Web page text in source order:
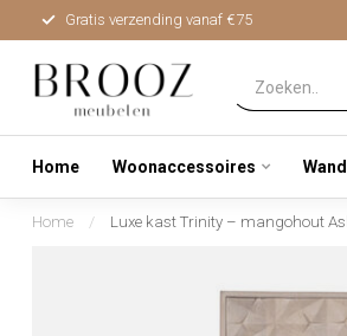
Gratis verzending vanaf €75
Home Woonaccessoires
Home / Luxe kast Trinity – mangohout